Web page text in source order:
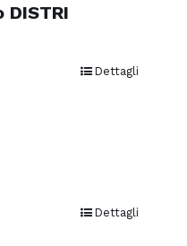
Dettagli
Dettagli